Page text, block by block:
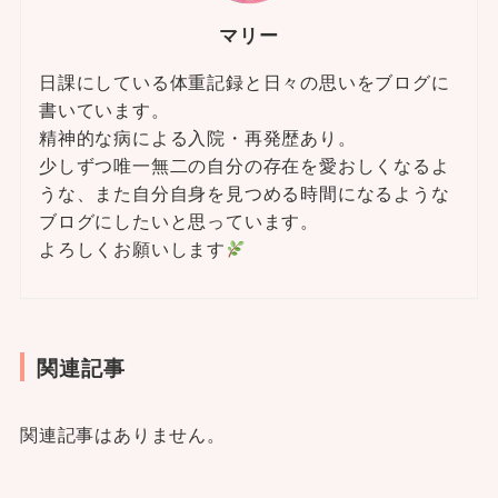
マリー
日課にしている体重記録と日々の思いをブログに
書いています。
精神的な病による入院・再発歴あり。
少しずつ唯一無二の自分の存在を愛おしくなるよ
うな、また自分自身を見つめる時間になるような
ブログにしたいと思っています。
よろしくお願いします
関連記事
関連記事はありません。